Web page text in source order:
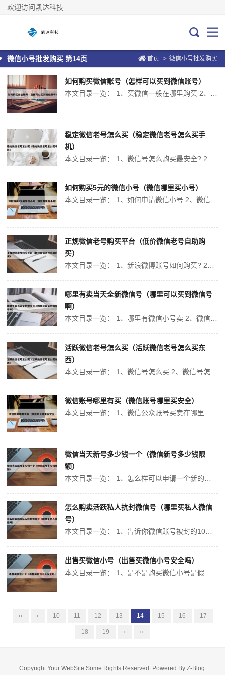
欢迎访问凯达科技
首页 > 微信小号批发购买
微信小号批发购买 第14页
如何购买微信账号（怎样可以买到微信账号）
稳定微信老号怎么买（稳定微信老号怎么买手
机）
如何购买5元的微信小号（微信哪里买小号）
正规微信老号购买平台（低价微信老号自助购
买）
哪里有卖当天全新微信号（哪里可以买到微信号
啊）
活跃微信老号怎么买（活跃微信老号怎么买东
西）
微信账号哪里有买（微信账号哪里买安全）
微信当天新号多少钱一个（微信新号多少钱限
额）
怎么购卖活跃私人抗封微信号（哪里买私人微信
号）
出售买微信小号（出售买微信小号安全吗）
‹‹ ‹ 10 11 12 13 14 15 16 17
18 19 › ››
Copyright Your WebSite.Some Rights Reserved. Powered By Z-Blog.